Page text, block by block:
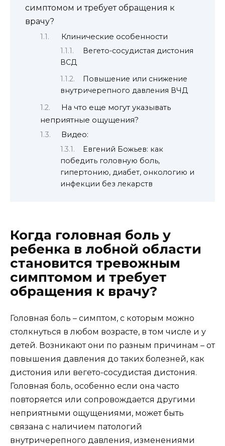
симптомом и требует обращения к
врачу?
Клинические особенности
Вегето-сосудистая дистония
ВСД
Повышение или снижение
внутричерепного давления ВЧД
На что еще могут указывать
неприятные ощущения?
Видео:
Евгений Божьев: как
победить головную боль,
гипертонию, диабет, онкологию и
инфекции без лекарств
Когда головная боль у
ребенка в лобной области
становится тревожным
симптомом и требует
обращения к врачу?
Головная боль – симптом, с которым можно
столкнуться в любом возрасте, в том числе и у
детей. Возникают они по разным причинам – от
повышения давления до таких болезней, как
дистония или вегето-сосудистая дистония.
Головная боль, особенно если она часто
повторяется или сопровождается другими
неприятными ощущениями, может быть
связана с наличием патологий
внутричерепного давления, изменениями